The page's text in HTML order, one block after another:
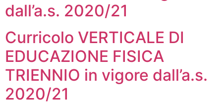
dall’a.s. 2020/21
Curricolo VERTICALE DI
EDUCAZIONE FISICA
TRIENNIO in vigore dall’a.s.
2020/21